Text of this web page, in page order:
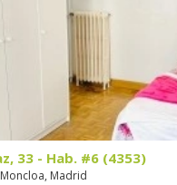
33 - Hab. #6 (4353)
Madrid